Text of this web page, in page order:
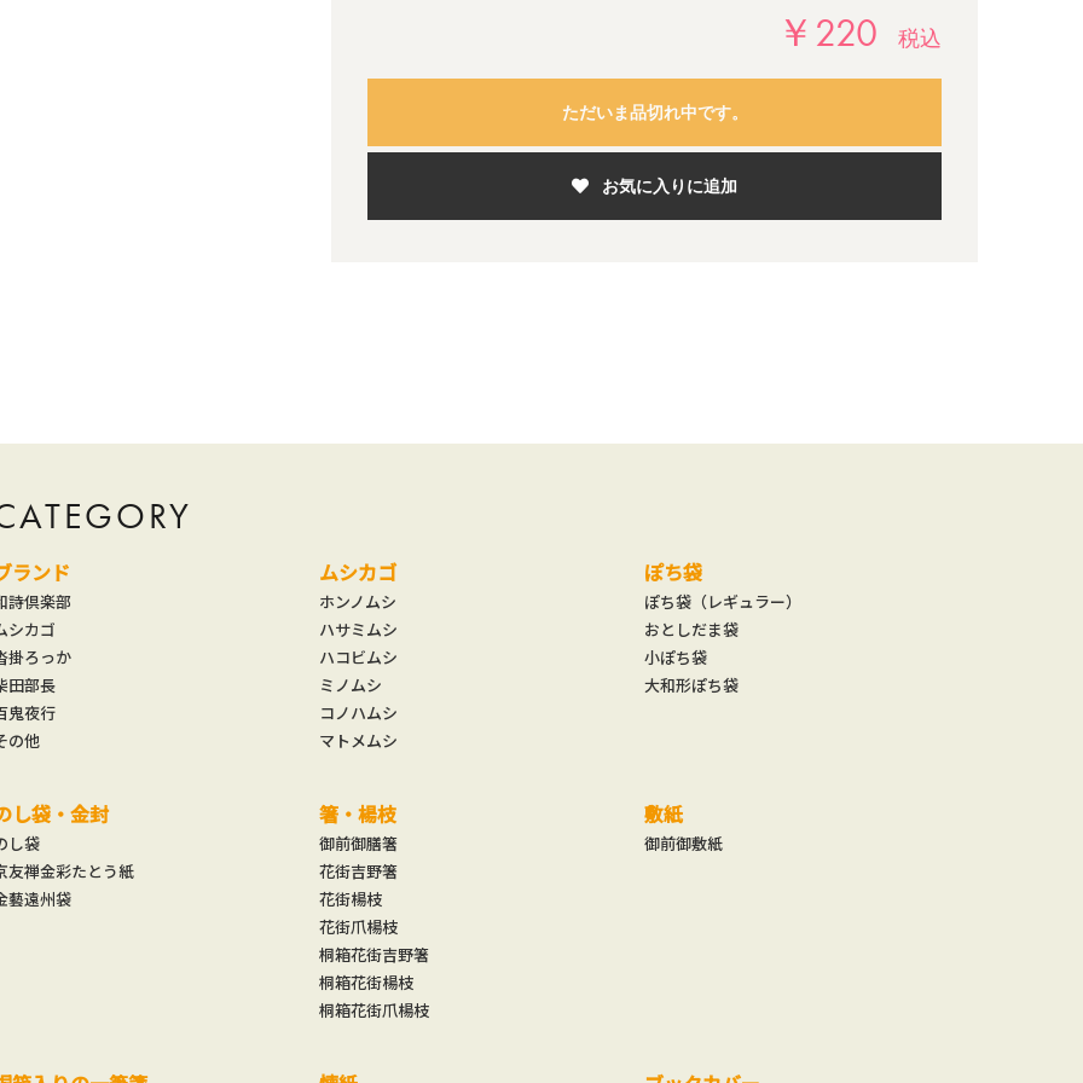
￥220 税込
ただいま品切れ中です。
お気に入りに追加
ランド
詩倶楽部
シカゴ
掛ろっか
田部長
鬼夜行
の他
ムシカゴ
ホンノムシ
ハサミムシ
ハコビムシ
ミノムシ
コノハムシ
マトメムシ
ぽち袋
ぽち袋（レギュラー）
おとしだま袋
小ぽち袋
大和形ぽち袋
し袋・金封
し袋
友禅金彩たとう紙
藝遠州袋
箸・楊枝
御前御膳箸
花街吉野箸
花街楊枝
花街爪楊枝
桐箱花街吉野箸
桐箱花街楊枝
桐箱花街爪楊枝
敷紙
御前御敷紙